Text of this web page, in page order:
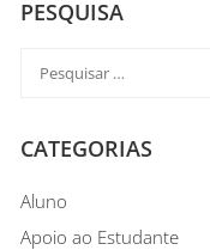
PESQUISA
CATEGORIAS
Aluno
Apoio ao Estudante